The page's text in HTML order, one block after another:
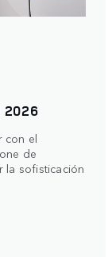
2026
con el
de
la sofisticación